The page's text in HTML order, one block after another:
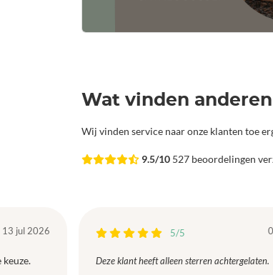
Wat vinden
Wij vinden service naar onze klanten toe
9.5/10527 beoordelingen
13 jul 2026 5/5
Deze klant heeft alleen sterren achtergelaten.